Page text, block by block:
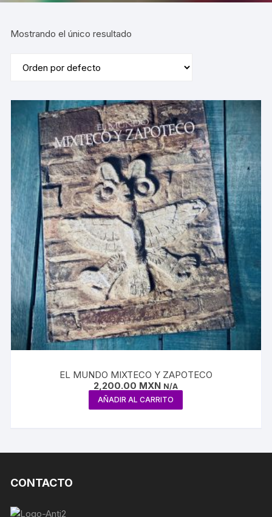
Mostrando el único resultado
EL MUNDO MIXTECO Y ZAPOTECO
2,200.00 MXN N/A
AÑADIR AL CARRITO
CONTACTO